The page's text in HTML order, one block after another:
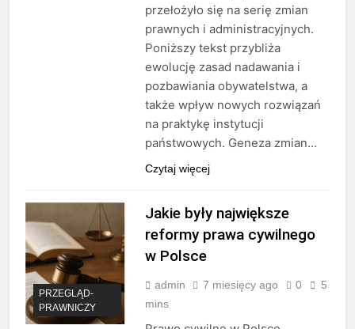
przełożyło się na serię zmian
prawnych i administracyjnych.
Poniższy tekst przybliża
ewolucję zasad nadawania i
pozbawiania obywatelstwa, a
także wpływ nowych rozwiązań
na praktykę instytucji
państwowych. Geneza zmian…
Czytaj więcej
PRZEGLĄD-
PRAWNICZY
Jakie były największe
reformy prawa cywilnego
w Polsce
admin 7 miesięcy ago 0
5
mins